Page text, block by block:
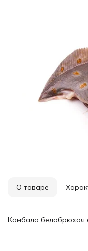
О товаре
Камбала белобрюхая